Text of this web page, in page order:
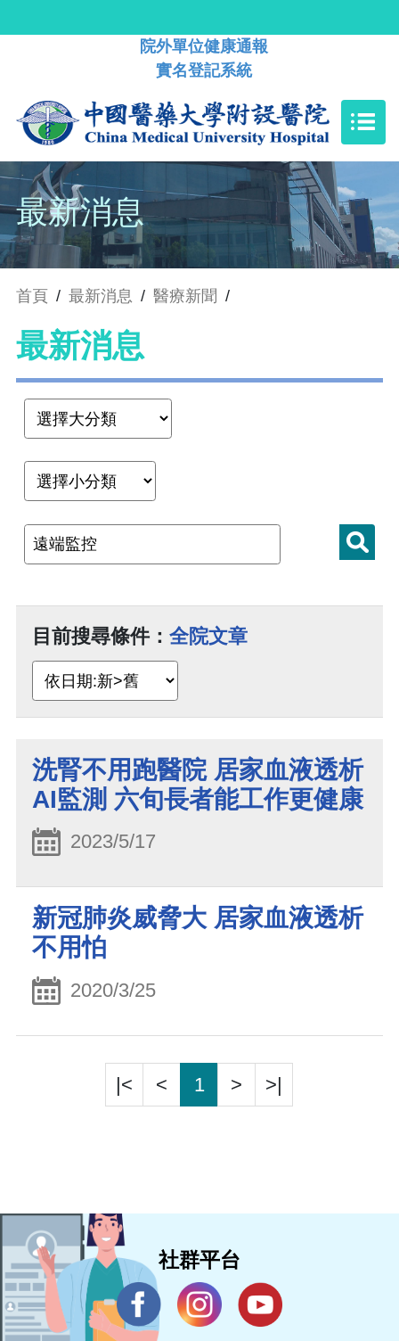
院外單位健康通報
實名登記系統
最新消息
首頁 / 最新消息 / 醫療新聞 /
最新消息
目前搜尋條件： 全院文章
洗腎不用跑醫院 居家血液透析
AI監測 六旬長者能工作更健康
2023/5/17
新冠肺炎威脅大 居家血液透析
不用怕
2020/3/25
|< < 1 > >|
社群平台